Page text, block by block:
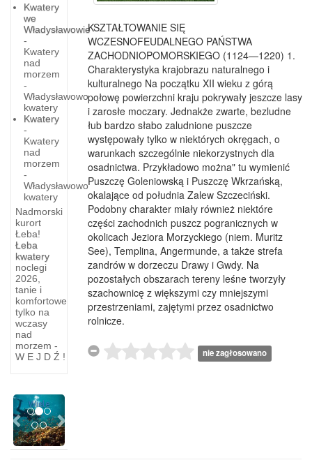
Kwatery
we
Władysławowie
-
Kwatery
nad
morzem
-
Władysławowo
kwatery
Kwatery
-
Kwatery
nad
morzem
-
Władysławowo
kwatery
Nadmorski
kurort
Łeba!
Łeba
kwatery
noclegi
2026,
tanie i
komfortowe
tylko na
wczasy
nad
morzem -
W E J D Ź !
Wycieczka
w
głąb
morza
Wycieczka
w głąb
morza.
W
Wiele
PreviousNext
KSZTAŁTOWANIE SIĘ
WCZESNOFEUDALNEGO PAŃSTWA
ZACHODNIOPOMORSKIEGO (1124—1220) 1.
Charakterystyka krajobrazu naturalnego i
kulturalnego Na początku XII wieku z górą
połowę powierzchni kraju pokrywały jeszcze lasy
i zarosłe moczary. Jednakże zwarte, bezludne
łub bardzo słabo zaludnione puszcze
występowały tylko w niektórych okręgach, o
warunkach szczególnie niekorzystnych dla
osadnictwa. Przykładowo można" tu wymienić
Puszczę Goleniowską i Puszczę Wkrzańską,
okalające od południa Zalew Szczeciński.
Podobny charakter miały również niektóre
części zachodnich puszcz pogranicznych w
okolicach Jeziora Morzyckiego (niem. Muritz
See), Templina, Angermunde, a także strefa
zandrów w dorzeczu Drawy i Gwdy. Na
pozostałych obszarach tereny leśne tworzyły
szachownicę z większymi czy mniejszymi
przestrzeniami, zajętymi przez osadnictwo
rolnicze.
nie zagłosowano